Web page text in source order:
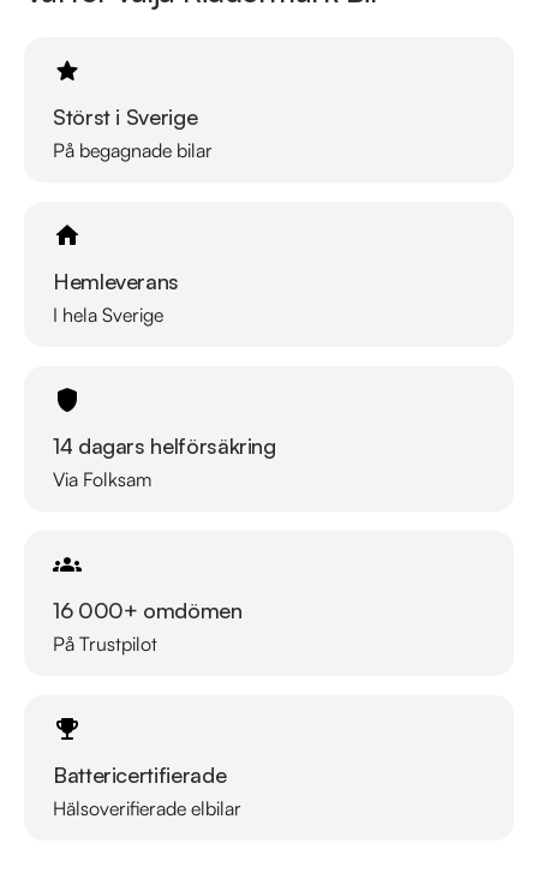
Störst i Sverige
På begagnade bilar
Hemleverans
I hela Sverige
14 dagars helförsäkring
Via Folksam
16 000+ omdömen
På Trustpilot
Battericertifierade
Hälsoverifierade elbilar
Läs mer om oss